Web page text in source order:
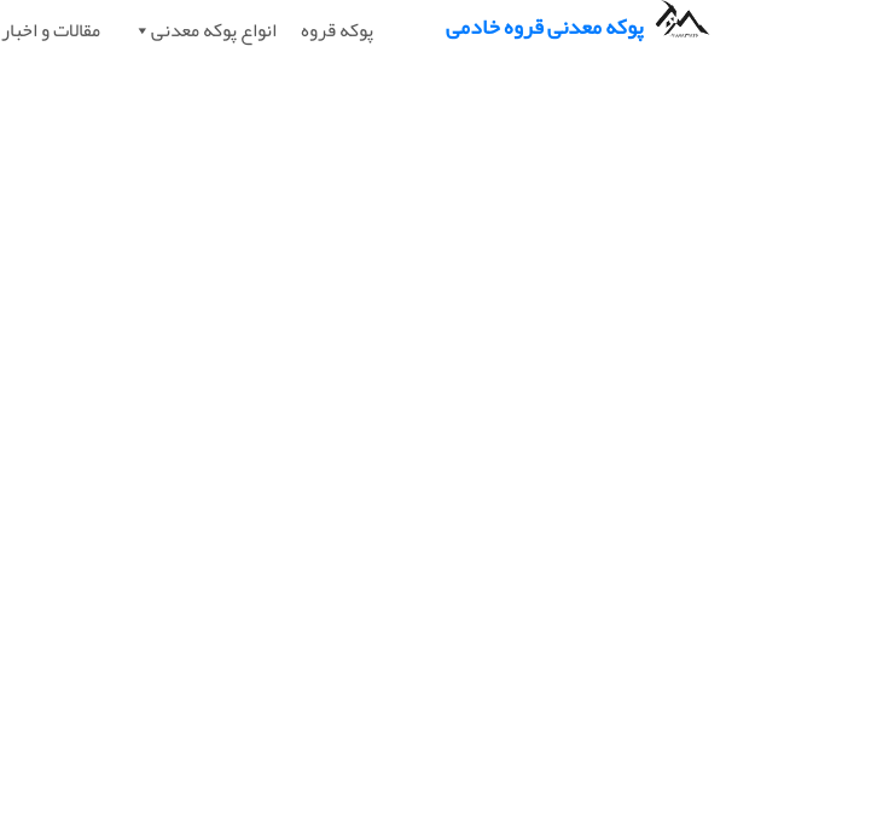
پوکه معدنی قروه خادمی پوکه قروه انواع پوکه معدنی مقالات و اخبار